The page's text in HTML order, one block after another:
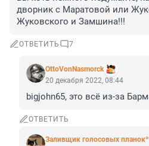
дворник с Маратовой или
Жуковского и Замшина!!!
ОТВЕТИТЬ 7
OttoVonNasmorck
20 декабря 2022, 08:44
bigjohn65, это всё из-за
ОТВЕТИТЬ
Заливщик голосовых